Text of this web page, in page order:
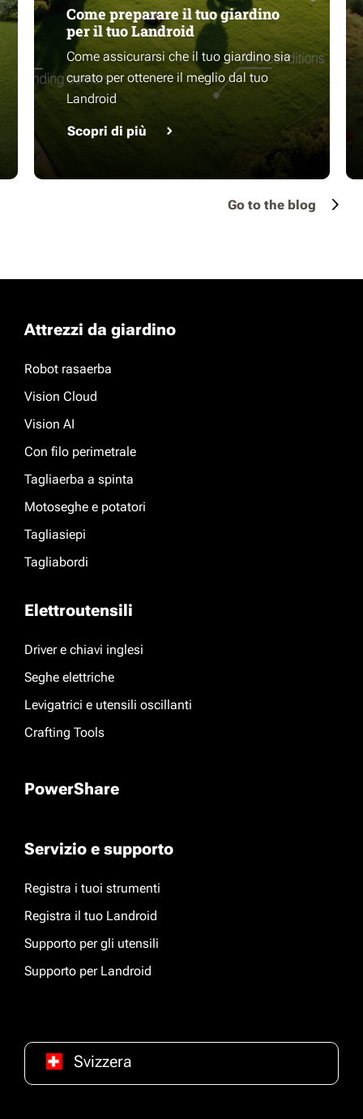
Come preparare il tuo giardino
per il tuo Landroid
Come assicurarsi che il tuo giardino sia
curato per ottenere il meglio dal tuo
Landroid
Scopri di più
Go to the blog
Attrezzi da giardino
Robot rasaerba
Vision Cloud
Vision AI
Con filo perimetrale
Tagliaerba a spinta
Motoseghe e potatori
Tagliasiepi
Tagliabordi
Elettroutensili
Driver e chiavi inglesi
Seghe elettriche
Levigatrici e utensili oscillanti
Crafting Tools
PowerShare
Servizio e supporto
Registra i tuoi strumenti
Registra il tuo Landroid
Supporto per gli utensili
Supporto per Landroid
Svizzera